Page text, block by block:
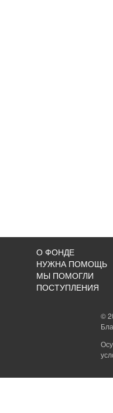
О ФОНДЕ
НУЖНА ПОМОЩЬ
МЫ ПОМОГЛИ
ПОСТУПЛЕНИЯ
©